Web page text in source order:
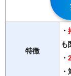
特徴
・
も
・